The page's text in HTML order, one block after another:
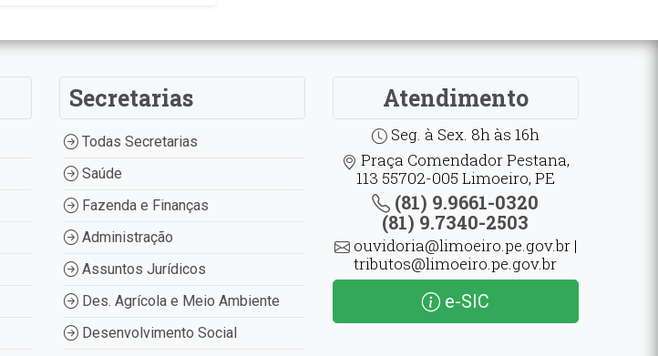
Secretarias
Todas Secretarias
Saúde
Fazenda e Finanças
Administração
Assuntos Jurídicos
Des. Agrícola e Meio Ambiente
Desenvolvimento Social
Atendimento
Seg. à Sex. 8h às 16h
Praça Comendador Pestana,
113 55702-005 Limoeiro, PE
(81) 9.9661-0320
(81) 9.7340-2503
ouvidoria@limoeiro.pe.gov.br |
tributos@limoeiro.pe.gov.br
e-SIC